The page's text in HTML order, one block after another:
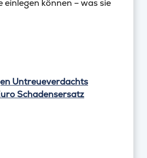
können – was sie
Untreueverdachts
Schadensersatz